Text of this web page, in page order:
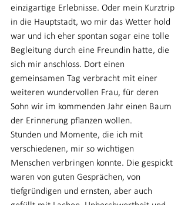
einzigartige Erlebnisse. Oder mein Kurztrip
in die Hauptstadt, wo mir das Wetter hold
war und ich eher spontan sogar eine tolle
Begleitung durch eine Freundin hatte, die
sich mir anschloss. Dort einen
gemeinsamen Tag verbracht mit einer
weiteren wundervollen Frau, für deren
Sohn wir im kommenden Jahr einen Baum
der Erinnerung pflanzen wollen.
Stunden und Momente, die ich mit
verschiedenen, mir so wichtigen
Menschen verbringen konnte. Die gespickt
waren von guten Gesprächen, von
tiefgründigen und ernsten, aber auch